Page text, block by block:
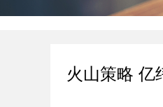
火山策略 亿